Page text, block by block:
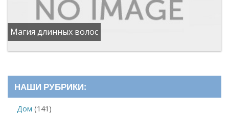
Магия длинных волос
НАШИ РУБРИКИ:
Дом (141)